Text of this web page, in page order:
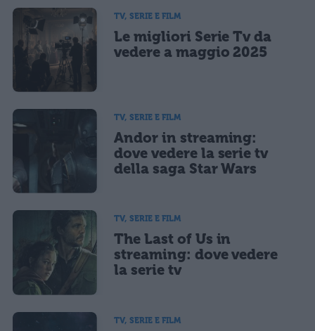
TV, SERIE E FILM
Le migliori Serie Tv da
vedere a maggio 2025
TV, SERIE E FILM
Andor in streaming:
dove vedere la serie tv
della saga Star Wars
TV, SERIE E FILM
The Last of Us in
streaming: dove vedere
la serie tv
TV, SERIE E FILM